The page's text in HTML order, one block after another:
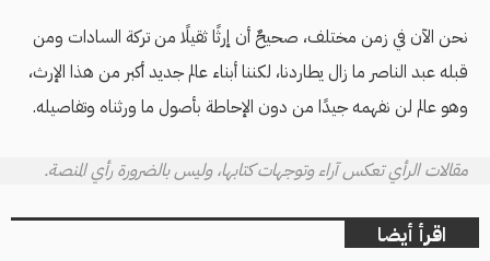
نحن الآن في زمن مختلف، صحيحٌ أن إرثًا ثقيلًا من تركة السادات ومن
قبله عبد الناصر ما زال يطاردنا، لكننا أبناء عالم جديد أكبر من هذا الإرث،
وهو عالم لن نفهمه جيدًا من دون الإحاطة بأصول ما ورثناه وتفاصيله.
مقالات الرأي تعكس آراء وتوجهات كتابها، وليس بالضرورة رأي المنصة.
اقرأ أيضا